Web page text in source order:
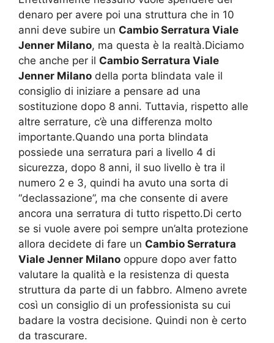
denaro per avere poi una struttura che in 10
anni deve subire un Cambio Serratura Viale
Jenner Milano, ma questa è la realtà.Diciamo
che anche per il Cambio Serratura Viale
Jenner Milano della porta blindata vale il
consiglio di iniziare a pensare ad una
sostituzione dopo 8 anni. Tuttavia, rispetto alle
altre serrature, c’è una differenza molto
importante.Quando una porta blindata
possiede una serratura pari a livello 4 di
sicurezza, dopo 8 anni, il suo livello è tra il
numero 2 e 3, quindi ha avuto una sorta di
“declassazione”, ma che consente di avere
ancora una serratura di tutto rispetto.Di certo
se si vuole avere poi sempre un’alta protezione
allora decidete di fare un Cambio Serratura
Viale Jenner Milano oppure dopo aver fatto
valutare la qualità e la resistenza di questa
struttura da parte di un fabbro. Almeno avrete
così un consiglio di un professionista su cui
badare la vostra decisione. Quindi non è certo
da trascurare.